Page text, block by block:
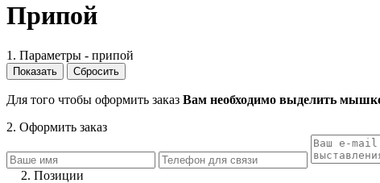
Припой
1. Параметры - припой
Для того чтобы оформить заказ Вам необходимо выделить
2. Оформить заказ
2. Позиции